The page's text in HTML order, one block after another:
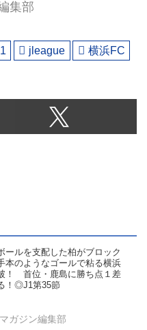
集部
jleague
横浜FC
ールを支配した柏がブロック
本のようなゴールで粘る横浜
！ 首位・鹿島に勝ち点１差
！◎J1第35節
ガジン編集部